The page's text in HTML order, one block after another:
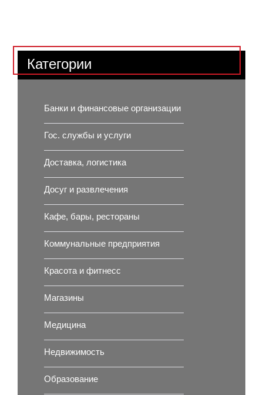
Категории
Банки и финансовые организации
Гос. службы и услуги
Доставка, логистика
Досуг и развлечения
Кафе, бары, рестораны
Коммунальные предприятия
Красота и фитнесс
Магазины
Медицина
Недвижимость
Образование